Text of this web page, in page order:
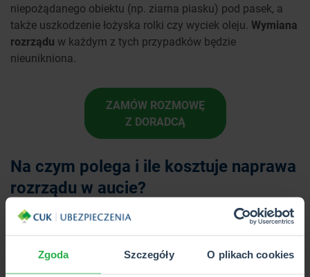
Zgoda Szczegóły O plikach cookies
niepożądanego obiektu (np. ziarna piasku) pod pasek, a
także uszkodzenie łożyska rolki czy wyciek oleju. Wymiana
rozrządu w każdym z tych przypadków będzie
nieunikniona.
ZAMÓW ROZMOWĘ
Z DORADCĄ
Na czym polega i ile kosztuje naprawa
rozrządu w aucie?
Jak wymienić pasek rozrządu?
Najlepiej udać się z tym do
naprawa — trwa od 2 do 3 godzin. Wymaga więc
pozostawienia auta w warsztacie. Podobnie jak w